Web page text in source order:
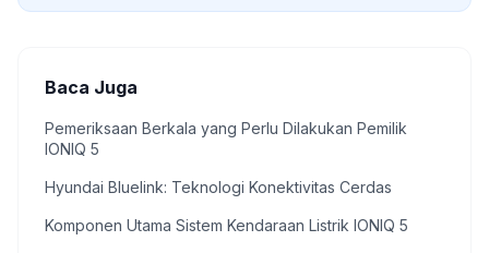
Baca Juga
Pemeriksaan Berkala yang Perlu Dilakukan Pemilik
IONIQ 5
Hyundai Bluelink: Teknologi Konektivitas Cerdas
Komponen Utama Sistem Kendaraan Listrik IONIQ 5